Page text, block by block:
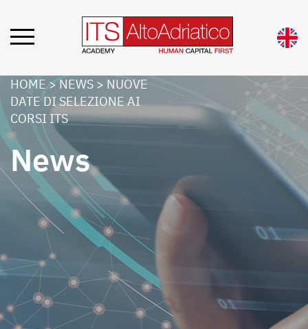
HOME>NEWS > NUOVE
DATE DI SELEZIONE AI
CORSI ITS
News